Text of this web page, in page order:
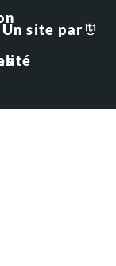
Un site par